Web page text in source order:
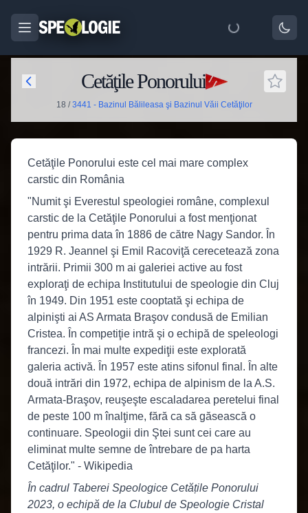
Cetăţile Ponorului
18 /3441 - Bazinul Bălileasa şi Bazinul Văii Cetăţilor
Cetăţile Ponorului este cel mai mare complex
carstic din România
"Numit şi Everestul speologiei române, complexul
carstic de la Cetăţile Ponorului a fost menţionat
pentru prima data în 1886 de către Nagy Sandor. În
1929 R. Jeannel şi Emil Racoviţă cerecetează zona
intrării. Primii 300 m ai galeriei active au fost
exploraţi de echipa Institutului de speologie din Cluj
în 1949. Din 1951 este cooptată şi echipa de
alpinişti ai AS Armata Braşov condusă de Emilian
Cristea. În competiţie intră şi o echipă de speleologi
francezi. În mai multe expediţii este explorată
galeria activă. În 1957 este atins sifonul final. În alte
două intrări din 1972, echipa de alpinism de la A.S.
Armata-Braşov, reuşeşte escaladarea peretelui final
de peste 100 m înalţime, fără ca să găsească o
continuare. Speologii din Ştei sunt cei care au
eliminat multe semne de întrebare de pa harta
Cetăţilor." - Wikipedia
În cadrul Taberei Speologice Cetățile Ponorului
2023, o echipă de la Clubul de Speologie Cristal